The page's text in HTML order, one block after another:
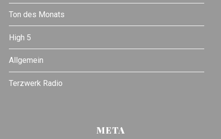
Ton des Monats
High 5
Allgemein
Terzwerk Radio
META